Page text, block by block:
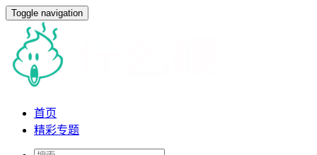
Toggle navigation
首页
精彩专题